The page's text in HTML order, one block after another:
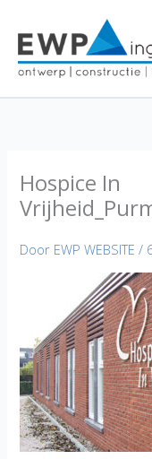
inhoud
Hospice In
Door EWP WEBSITE/